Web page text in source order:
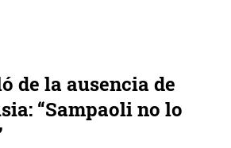
de la ausencia de
“Sampaoli no lo